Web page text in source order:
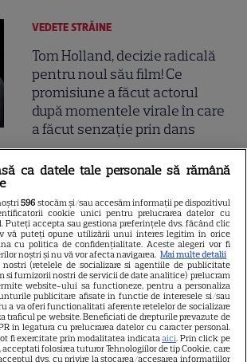
VEDETE STRĂINE
Tom Holland, decizie radicală
pentru noul său film! Ce
promisiune a făcut actorul
după momentele virale în care
a făcut senzație prin dans
SKYSHOWTIME
Scarlett Johansson și Kristin
Scott Thomas, din nou mamă
și fiică pe ecran în „My
Mother's Wedding”. Când
apare filmul pe SkyShowtime
PRIME VIDEO
Jamie Campbell Bower, starul
ca datele tale personale să rămână
596 stocăm și/sau accesăm informații pe dispozitivul
cookie unici pentru prelucrarea datelor cu
Puteți accepta sau gestiona preferințele dvs. făcând clic
vă puteți opune utilizării unui interes legitim în orice
cu politica de confidențialitate. Aceste alegeri vor fi
noștri și nu vă vor afecta navigarea. Mai multe detalii
(retelele de socializare si agentiile de publicitate
si furnizorii nostri de servicii de date analitice) prelucram
website-ului sa functioneze, pentru a personaliza
publicitare afisate in functie de interesele si/sau
a va oferi functionalitati aferente retelelor de socializare
traficul pe website. Beneficiati de drepturile prevazute de
in legatura cu prelucrarea datelor cu caracter personal.
fi exercitate prin modalitatea indicataaici. Prin click pe
acceptati folosirea tuturor Tehnologiilor de tip Cookie, care
dvs. cu privire la stocarea/accesarea informatiilor